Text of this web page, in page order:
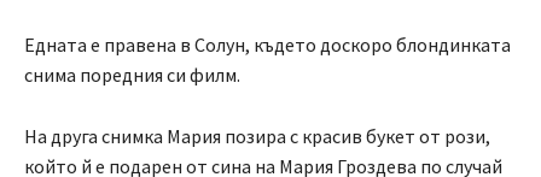
Едната е правена в Солун, където доскоро блондинката
снима поредния си филм.
На друга снимка Мария позира с красив букет от рози,
който й е подарен от сина на Мария Гроздева по случай